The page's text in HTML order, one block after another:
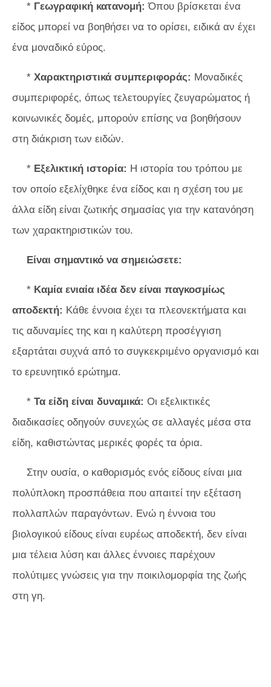
* Γεωγραφική κατανομή: Όπου βρίσκεται ένα
είδος μπορεί να βοηθήσει να το ορίσει, ειδικά αν έχει
ένα μοναδικό εύρος.
* Χαρακτηριστικά συμπεριφοράς: Μοναδικές
συμπεριφορές, όπως τελετουργίες ζευγαρώματος ή
κοινωνικές δομές, μπορούν επίσης να βοηθήσουν
στη διάκριση των ειδών.
* Εξελικτική ιστορία: Η ιστορία του τρόπου με
τον οποίο εξελίχθηκε ένα είδος και η σχέση του με
άλλα είδη είναι ζωτικής σημασίας για την κατανόηση
των χαρακτηριστικών του.
Είναι σημαντικό να σημειώσετε:
* Καμία ενιαία ιδέα δεν είναι παγκοσμίως
αποδεκτή: Κάθε έννοια έχει τα πλεονεκτήματα και
τις αδυναμίες της και η καλύτερη προσέγγιση
εξαρτάται συχνά από το συγκεκριμένο οργανισμό και
το ερευνητικό ερώτημα.
* Τα είδη είναι δυναμικά: Οι εξελικτικές
διαδικασίες οδηγούν συνεχώς σε αλλαγές μέσα στα
είδη, καθιστώντας μερικές φορές τα όρια.
Στην ουσία, ο καθορισμός ενός είδους είναι μια
πολύπλοκη προσπάθεια που απαιτεί την εξέταση
πολλαπλών παραγόντων. Ενώ η έννοια του
βιολογικού είδους είναι ευρέως αποδεκτή, δεν είναι
μια τέλεια λύση και άλλες έννοιες παρέχουν
πολύτιμες γνώσεις για την ποικιλομορφία της ζωής
στη γη.